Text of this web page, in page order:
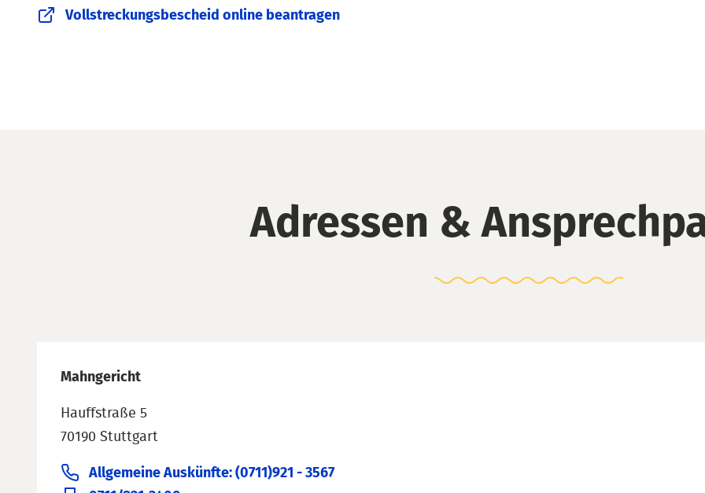
Vollstreckungsbescheid online beantragen
Adressen &
Mahngericht
Hauffstraße 5
70190 Stuttgart
Allgemeine Auskünfte: (0711)921 - 3567